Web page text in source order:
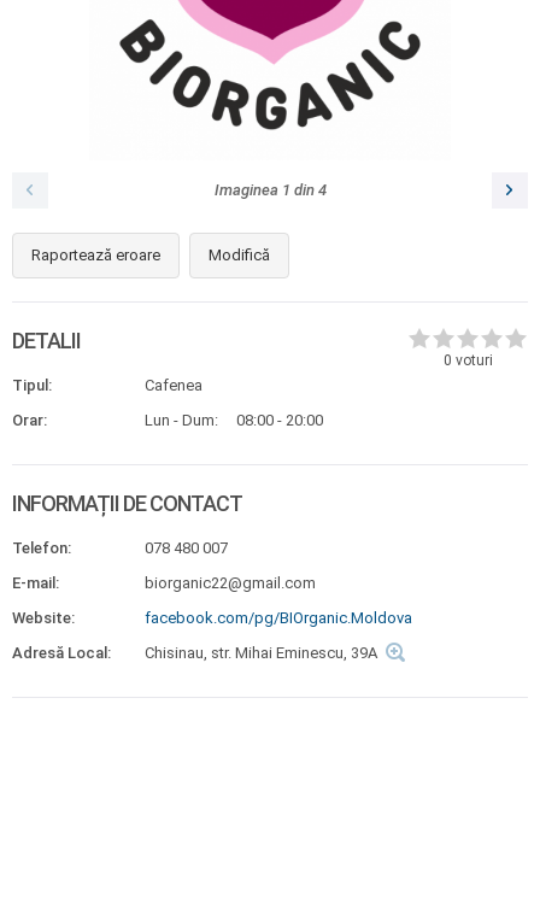
Imaginea 1 din 4
Raportează eroare Modifică
0 voturi
DETALII
Tipul:
Cafenea
Orar:
Lun - Dum: 08:00 - 20:00
INFORMAȚII DE CONTACT
Telefon:
078 480 007
E-mail:
biorganic22@gmail.com
Website:
facebook.com/pg/BIOrganic.Moldova
Adresă Local:
Chisinau, str. Mihai Eminescu, 39A